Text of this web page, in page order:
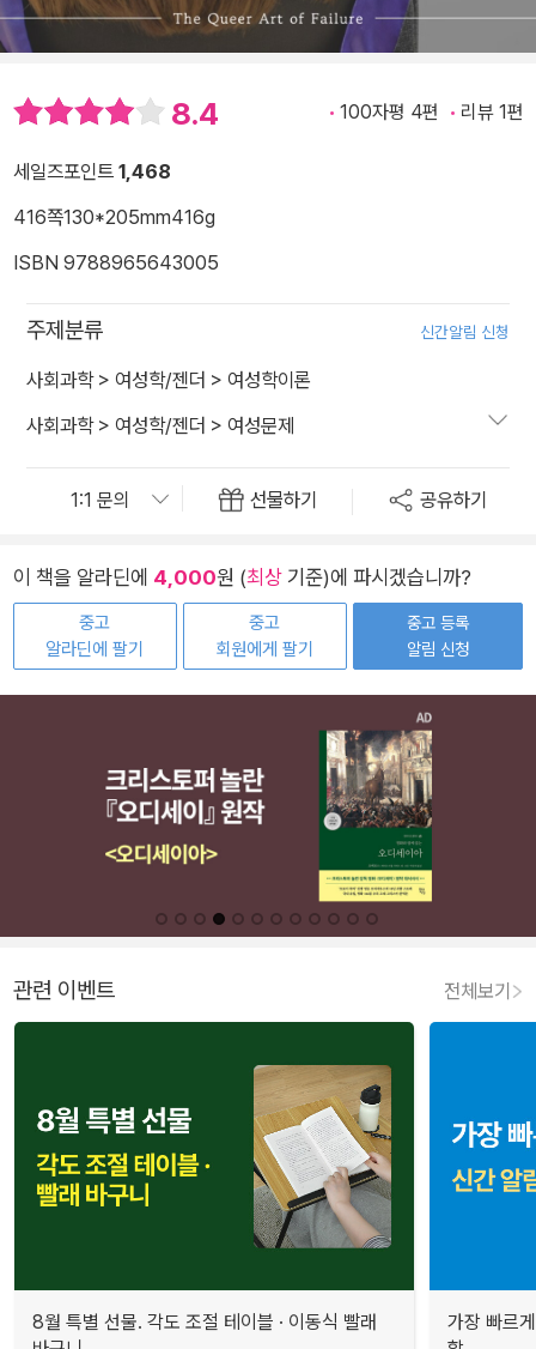
8.4 100자평 4편 리뷰 1편
세일즈포인트 1,468
416쪽130*205mm416g
ISBN 9788965643005
주제분류 신간알림 신청
사회과학> 여성학/젠더 > 여성학이론
사회과학> 여성학/젠더 > 여성문제
선물하기 공유하기
이 책을 알라딘에 4,000원 (최상 기준)에 파시겠습니까?
중고
알라딘에 팔기
중고
회원에게 팔기
중고 등록
알림 신청
관련 이벤트 전체보기
8월 특별 선물. 각도 조절 테이블 · 이동식 빨래
가장 빠르